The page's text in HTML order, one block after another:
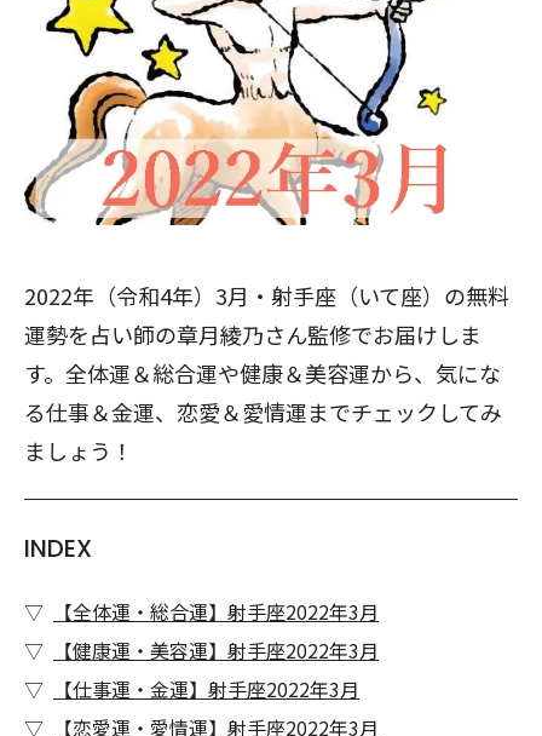
2022年（令和4年）3月・射手座（いて座）の無料
運勢を占い師の章月綾乃さん監修でお届けしま
す。全体運＆総合運や健康＆美容運から、気にな
る仕事＆金運、恋愛＆愛情運までチェックしてみ
ましょう！
INDEX
【全体運・総合運】射手座2022年3月
【健康運・美容運】射手座2022年3月
【仕事運・金運】射手座2022年3月
【恋愛運・愛情運】射手座2022年3月